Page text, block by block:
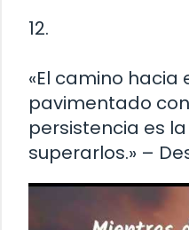
12.
«El camino hacia
pavimentado
persistencia es
superarlos.» –